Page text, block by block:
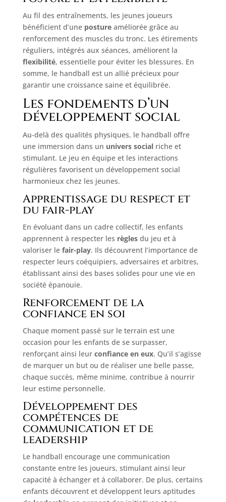
Au fil des entraînements, les jeunes joueurs
bénéficient d’une postureaméliorée grâce au
renforcement des muscles du tronc. Les étirements
réguliers, intégrés aux séances, améliorent la
flexibilité, essentielle pour éviter les blessures. En
somme, le handball est un allié précieux pour
garantir une croissance saine et équilibrée.
Les fondements d’un
développement social
Au-delà des qualités physiques, le handball offre
une immersion dans un univers socialriche et
stimulant. Le jeu en équipe et les interactions
régulières favorisent un développement social
harmonieux chez les jeunes.
Apprentissage du respect et
du fair-play
En évoluant dans un cadre collectif, les enfants
apprennent à respecter les règlesdu jeu et à
valoriser le fair-play. Ils découvrent l’importance de
respecter leurs coéquipiers, adversaires et arbitres,
établissant ainsi des bases solides pour une vie en
société épanouie.
Renforcement de la
confiance en soi
Chaque moment passé sur le terrain est une
occasion pour les enfants de se surpasser,
renforçant ainsi leur confiance en eux. Qu’il s’agisse
de marquer un but ou de réaliser une belle passe,
chaque succès, même minime, contribue à nourrir
leur estime personnelle.
Développement des
compétences de
communication et de
leadership
Le handball encourage une communication
constante entre les joueurs, stimulant ainsi leur
capacité à échanger et à collaborer. De plus, certains
enfants découvrent et développent leurs aptitudes